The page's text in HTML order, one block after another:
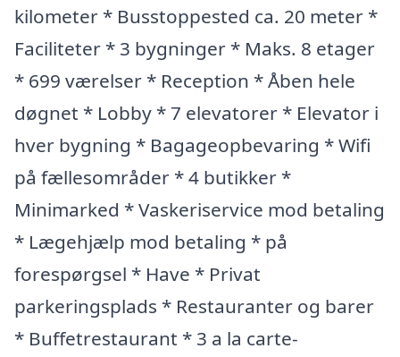
kilometer * Busstoppested ca. 20 meter *
Faciliteter * 3 bygninger * Maks. 8 etager
* 699 værelser * Reception * Åben hele
døgnet * Lobby * 7 elevatorer * Elevator i
hver bygning * Bagageopbevaring * Wifi
på fællesområder * 4 butikker *
Minimarked * Vaskeriservice mod betaling
* Lægehjælp mod betaling * på
forespørgsel * Have * Privat
parkeringsplads * Restauranter og barer
* Buffetrestaurant * 3 a la carte-